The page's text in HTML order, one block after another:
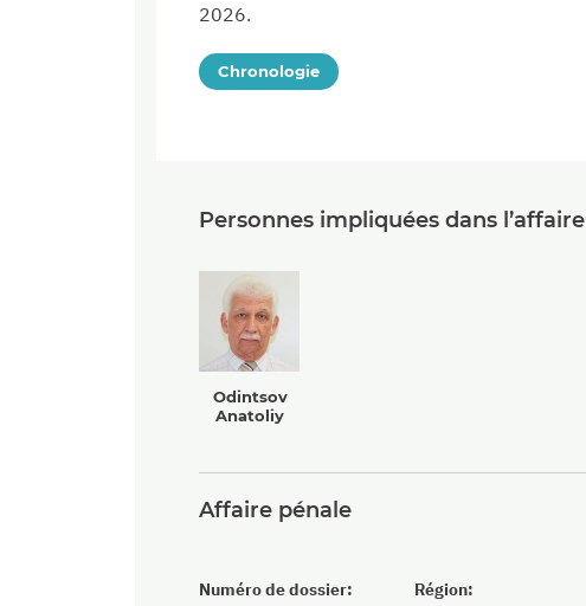
2026.
Chronologie
Personnes impliquées dans l’affaire
Odintsov
Anatoliy
Affaire pénale
Région:
Numéro de dossier: